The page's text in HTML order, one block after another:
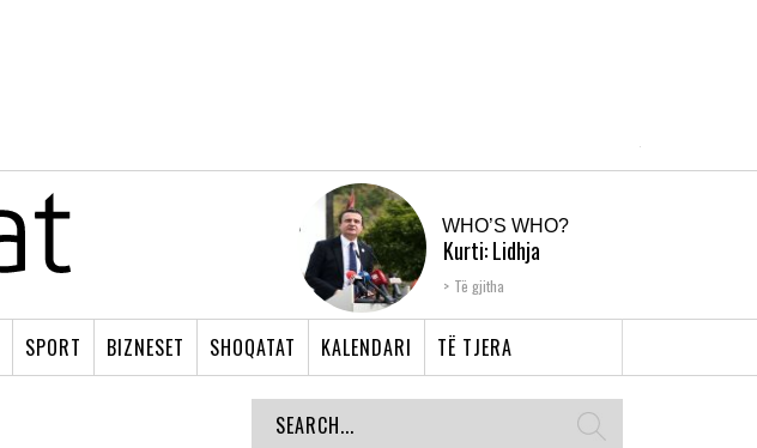
WHO’S WHO?
Kurti: Lidhja
Shqiptare e Prizrenit,
Të gjitha
SPORT BIZNESET SHOQATAT KALENDARI TË TJERA